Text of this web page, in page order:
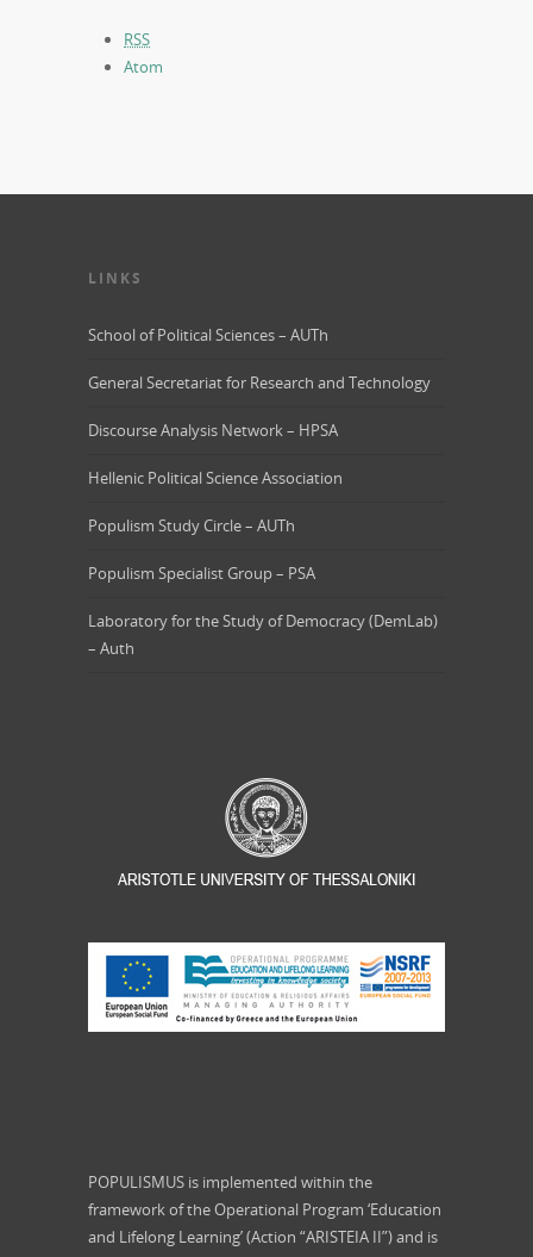
RSS
Atom
LINKS
School of Political Sciences – AUTh
General Secretariat for Research and Technology
Discourse Analysis Network – HPSA
Hellenic Political Science Association
Populism Study Circle – AUTh
Populism Specialist Group – PSA
Laboratory for the Study of Democracy (DemLab)
– Auth
POPULISMUS is implemented within the
framework of the Operational Program ‘Education
and Lifelong Learning’ (Action “ARISTEIA II”) and is